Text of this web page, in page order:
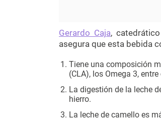
Gerardo Caja,
asegura que esta bebida
Tiene una composición
(CLA), los Omega 3, entre
La digestión de la leche
hierro.
La leche de camello es